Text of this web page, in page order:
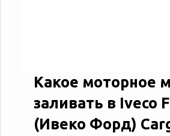
Какое моторное
заливать в Iveco
(Ивеко Форд)